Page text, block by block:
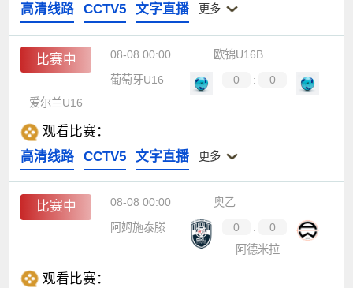
高清线路
CCTV5 文字直播 更多
比赛中 08-08 00:00
欧锦U16B
葡萄牙U16
0 :
0
爱尔兰U16
观看比赛：
高清线路
CCTV5 文字直播 更多
比赛中 08-08 00:00
奥乙
阿姆施泰滕
0 :
0
阿德米拉
观看比赛：